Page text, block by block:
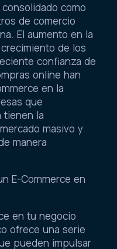
como
de comercio
El aumento en la
de los
confianza de
online han
en la
que
tienen la
masivo y
manera
E-Commerce en
en tu negocio
ofrece una serie
pueden impulsar